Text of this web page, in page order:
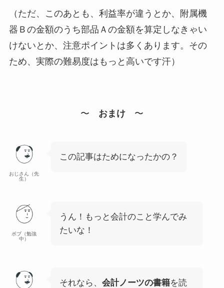
（ただ、このあとも、利益率が違うとか、附属機
器Ｂの金額のうち部品Ａの金額を算定しなきゃい
けないとか、注意ポイントは多くあります。その
ため、実際の難易度はもっと高いです汗）
〜 おまけ 〜
おじさん（先
生）
この記事はためになったかの？
ボブ（勉強
中）
うん！もっと会計のこと学んでみ
たいな！
それなら、 会計ノーツの書籍を読